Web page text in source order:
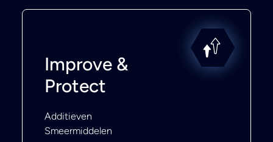
Improve &
Protect
Additieven
Smeermiddelen